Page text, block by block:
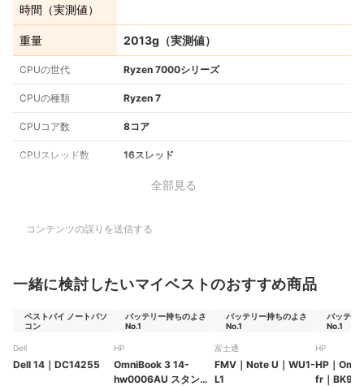
時間（実測値）
重量 2013g（実測値）
CPUの世代 Ryzen 7000シリーズ
CPUの種類 Ryzen 7
CPUコア数 8コア
CPUスレッド数 16スレッド
全部見る
コンテンツの誤りを送信する
一緒に検討したいマイベストのおすすめ商品
ベストバイ ノートパソ
コン
Dell
Dell 14 ｜ DC14255
バッテリー持ちのよさ
No.1
HP
OmniBook 3 14-
hw0006AU スタンダ
バッテリー持ちのよさ
No.1
富士通
FMV ｜ Note U ｜ WU1-
L1
バッテリ
No.1
HP
HP ｜
fr ｜